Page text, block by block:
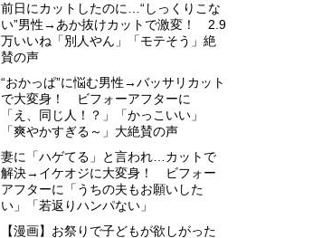
前日にカットしたのに…“しっくりこな
い”男性→あか抜けカットで激変！ 2.9
万いいね「別人やん」「モテそう」絶
賛の声
“おかっぱ”に悩む男性→バッサリカット
で大変身！ ビフォーアフターに
「え、同じ人！？」「かっこいい」
「爽やかすぎる～」大絶賛の声
妻に「ハゲてる」と言われ…カットで
解決→イケオジに大変身！ ビフォー
アフターに「うちの夫もお願いした
い」「若返りハンパない」
【漫画】お祭りで子どもが欲しがった